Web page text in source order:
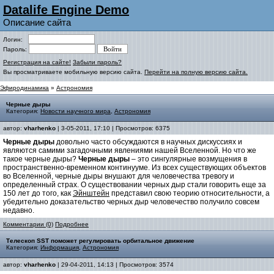
Datalife Engine Demo
Описание сайта
Логин:
Пароль:
Регистрация на сайте! Забыли пароль?
Вы просматриваете мобильную версию сайта. Перейти на полную версию сайта.
Эфиродинамика » Астрономия
Черные дыры
Категория: Новости научного мира Астрономия
автор: vharhenko | 3-05-2011, 17:10 | Просмотров: 6375
Черные дыры довольно часто обсуждаются в научных дискуссиях и
являются самими загадочными явлениями нашей Вселенной. Но что же
такое черные дыры? Черные дыры – это сингулярные возмущения в
пространственно-временном континууме. Из всех существующих объектов
во Вселенной, черные дыры внушают для человечества тревогу и
определенный страх. О существовании черных дыр стали говорить еще за
150 лет до того, как Эйнштейн представил свою теорию относительности, а
убедительно доказательство черных дыр человечество получило совсем
недавно.
Комментарии (0) Подробнее
Телескоп SST поможет регулировать орбитальное движение
Категория: Информация Астрономия
автор: vharhenko | 29-04-2011, 14:13 | Просмотров: 3574